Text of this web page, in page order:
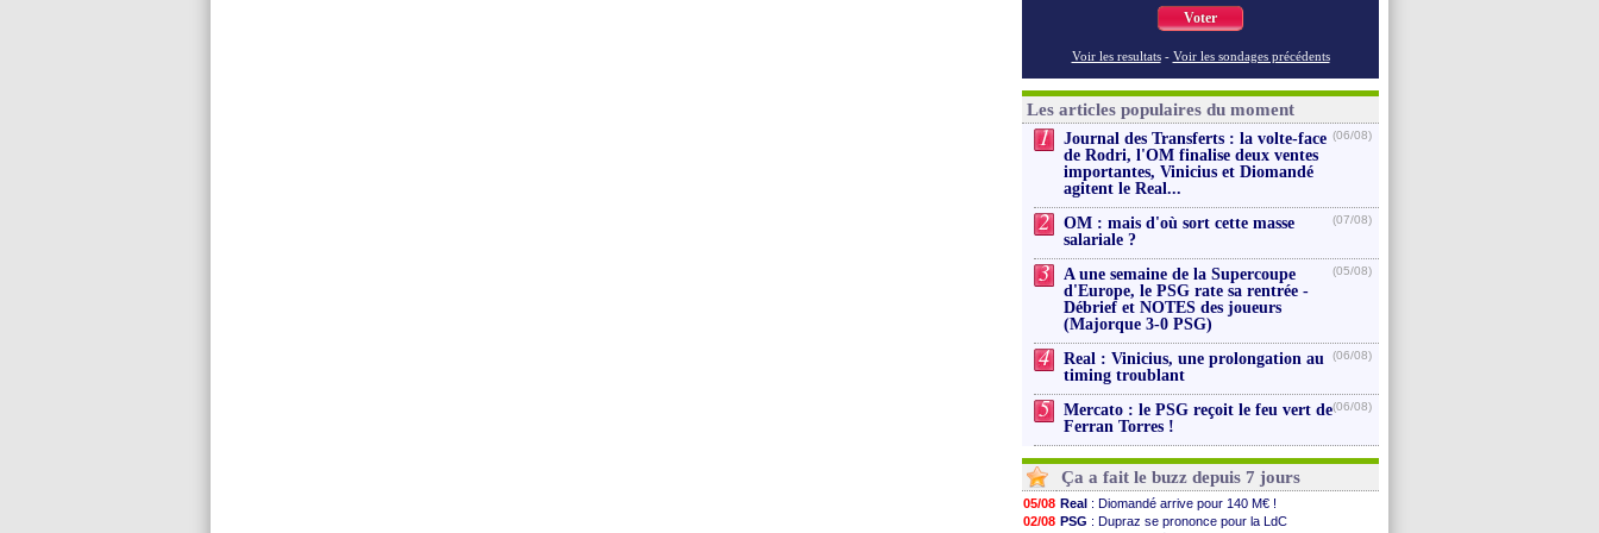
Voter
Voir les resultats - Voir les sondages précédents
Les articles populaires du moment
1
Journal des Transferts : la volte-face
de Rodri, l'OM finalise deux ventes
importantes, Vinicius et Diomandé
agitent le Real...
(06/08)
2
OM : mais d'où sort cette masse
salariale ?
(07/08)
3
A une semaine de la Supercoupe
d'Europe, le PSG rate sa rentrée -
Débrief et NOTES des joueurs
(Majorque 3-0 PSG)
(05/08)
4
Real : Vinicius, une prolongation au
timing troublant
(06/08)
5
Mercato : le PSG reçoit le feu vert de
Ferran Torres !
(06/08)
Ça a fait le buzz depuis 7 jours
05/08 Real : Diomandé arrive pour 140 M€ !
02/08 PSG : Dupraz se prononce pour la LdC